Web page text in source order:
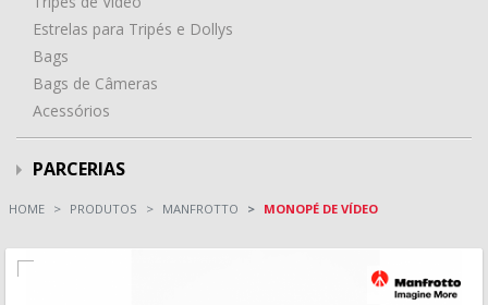
Estrelas para Tripés e Dollys
Bags
Bags de Câmeras
Acessórios
PARCERIAS
HOME PRODUTOS MANFROTTO MONOPÉ DE VÍDEO